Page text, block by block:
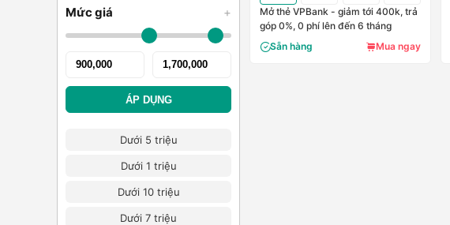
Mức giá +
ÁP DỤNG
Dưới 5 triệu
Dưới 1 triệu
Dưới 10 triệu
Dưới 7 triệu
Mở thẻ VPBank - giảm tới 400k, trả
góp 0%, 0 phí lên đến 6 tháng
Sẵn hàng
Mua ngay